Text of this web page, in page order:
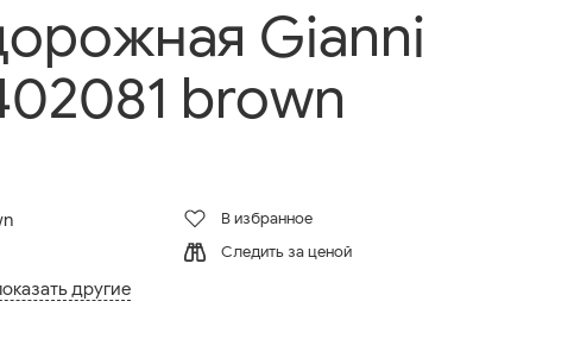
Gianni
brown
другие
В избранное
Следить за ценой